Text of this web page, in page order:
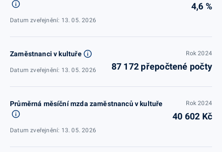
Datum zveřejnění: 13. 05. 2026
4,6 %
Zaměstnanci v kultuře
Datum zveřejnění: 13. 05. 2026
Rok 2024
87 172 přepočtené počty
Průměrná měsíční mzda zaměstnanců v kultuře
Datum zveřejnění: 13. 05. 2026
Rok 2024
40 602 Kč